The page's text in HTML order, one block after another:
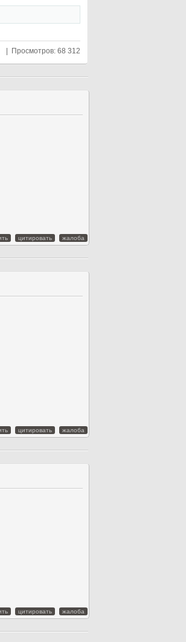
| Просмотров: 68 312
цитировать жалоба
цитировать жалоба
цитировать жалоба